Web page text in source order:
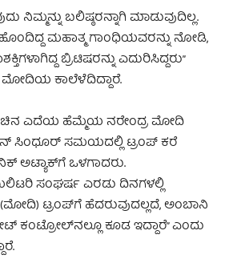
ನಿಮ್ಮನ್ನು ಬಲಿಷ್ಠರನ್ನಾಗಿ ಮಾಡುವುದಿಲ್ಲ.
ಮಹಾತ್ಮ ಗಾಂಧಿಯವರನ್ನು ನೋಡಿ,
ಬ್ರಿಟಿಷರನ್ನು ಎದುರಿಸಿದ್ದರು”
ಕಾಲೆಳೆದಿದ್ದಾರೆ.
ಎದೆಯ ಹೆಮ್ಮೆಯ ನರೇಂದ್ರ ಮೋದಿ
ಸಿಂಧೂರ್ ಸಮಯದಲ್ಲಿ ಟ್ರಂಪ್ ಕರೆ
ಅಟ್ಯಾಕ್‌ಗೆ ಒಳಗಾದರು.
ಸಂಘರ್ಷ ಎರಡು ದಿನಗಳಲ್ಲಿ
ಟ್ರಂಪ್‌ಗೆ ಹೆದರುವುದಲ್ಲದೆ, ಅಂಬಾನಿ
ಕೂಡ ಇದ್ದಾರೆ” ಎಂದು